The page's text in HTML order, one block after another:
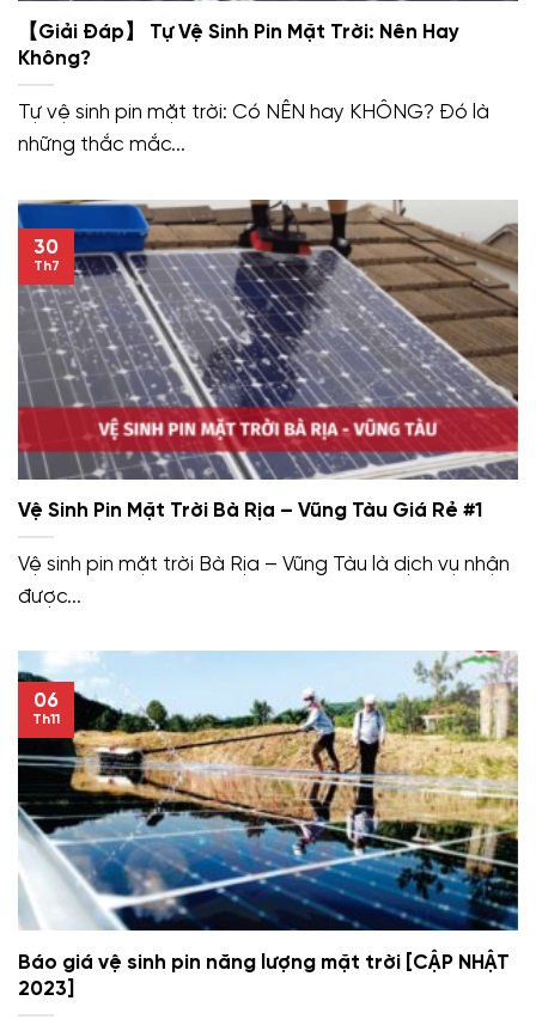
【Giải Đáp】 Tự Vệ Sinh Pin Mặt Trời: Nên Hay
Không?
Tự vệ sinh pin mặt trời: Có NÊN hay KHÔNG? Đó là
những thắc mắc...
Vệ Sinh Pin Mặt Trời Bà Rịa – Vũng Tàu Giá Rẻ #1
Vệ sinh pin mặt trời Bà Rịa – Vũng Tàu là dịch vụ nhận
được...
30
Th7
Báo giá vệ sinh pin năng lượng mặt trời [CẬP NHẬT
2023]
06
Th11